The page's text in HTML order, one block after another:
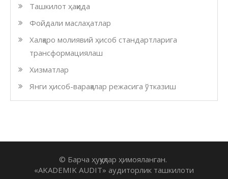
Ташкилот ҳақида
Фойдали маслаҳатлар
Халқаро молиявий ҳисоб стандартларига
трансформациялаш
Хизматлар
Янги ҳисоб-варақалар режасига ўтказиш
© Барча ҳуқуқлар ҳимояланган.
«AKADEMIK AUDIT» аудиторлик ташкилоти